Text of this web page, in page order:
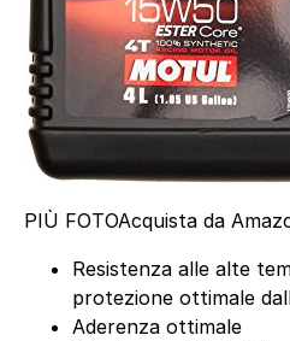
PIÙ FOTOAcquista da
Resistenza alle alte
protezione ottimale
Aderenza ottimale